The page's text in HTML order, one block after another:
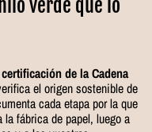
verde que lo
certificación de la Cadena
el origen sostenible de
cada etapa por la que
fábrica de papel, luego a